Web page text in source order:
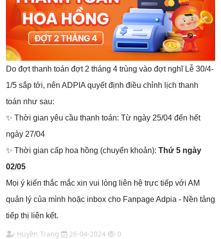
Do đợt thanh toán đợt 2 tháng 4 trùng vào đợt nghĩ Lễ 30/4-
1/5 sắp tới, nên ADPIA quyết định điều chỉnh lịch thanh
toán như sau:
✨ Thời gian yêu cầu thanh toán: Từ ngày 25/04 đến hết
ngày 27/04
✨ Thời gian cấp hoa hồng (chuyển khoản): Thứ 5 ngày
02/05
Mọi ý kiến thắc mắc xin vui lòng liên hệ trực tiếp với AM
quản lý của mình hoặc inbox cho Fanpage Adpia - Nền tảng
tiếp thị liên kết.
Huyền Trang 26-04-2024 0